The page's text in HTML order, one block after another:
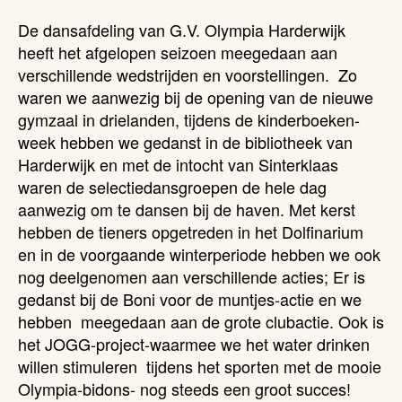
De dansafdeling van G.V. Olympia Harderwijk
heeft het afgelopen seizoen meegedaan aan
verschillende wedstrijden en voorstellingen. Zo
waren we aanwezig bij de opening van de nieuwe
gymzaal in drielanden, tijdens de kinderboeken-
week hebben we gedanst in de bibliotheek van
Harderwijk en met de intocht van Sinterklaas
waren de selectiedansgroepen de hele dag
aanwezig om te dansen bij de haven. Met kerst
hebben de tieners opgetreden in het Dolfinarium
en in de voorgaande winterperiode hebben we ook
nog deelgenomen aan verschillende acties; Er is
gedanst bij de Boni voor de muntjes-actie en we
hebben meegedaan aan de grote clubactie. Ook is
het JOGG-project-waarmee we het water drinken
willen stimuleren tijdens het sporten met de mooie
Olympia-bidons- nog steeds een groot succes!